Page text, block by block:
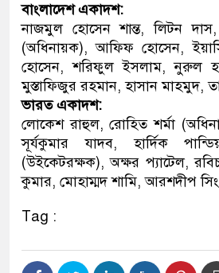
বাংলাদেশ একাদশ:
নাজমুল হোসেন শান্ত, লিটন
(অধিনায়ক), আফিফ হোসেন,
হোসেন, শরিফুল ইসলাম, নুরুল
মুস্তাফিজুর রহমান, হাসান মাহমুদ,
ভারত একাদশ:
লোকেশ রাহুল, রোহিত শর্মা
সূর্যকুমার যাদব, হার্দিক
(উইকেটরক্ষক), অক্ষর প্যাটেল,
কুমার, মোহাম্মদ শামি, আরশদীপ
Tag :